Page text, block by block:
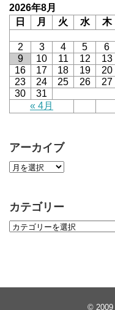
2026年8月
日
月 火 水 木
« 4月
2
3 4 5 6
9
10 11 12 13
16
17 18 19 20
23
24 25 26 27
30
31
アーカイブ
カテゴリー
© 2009